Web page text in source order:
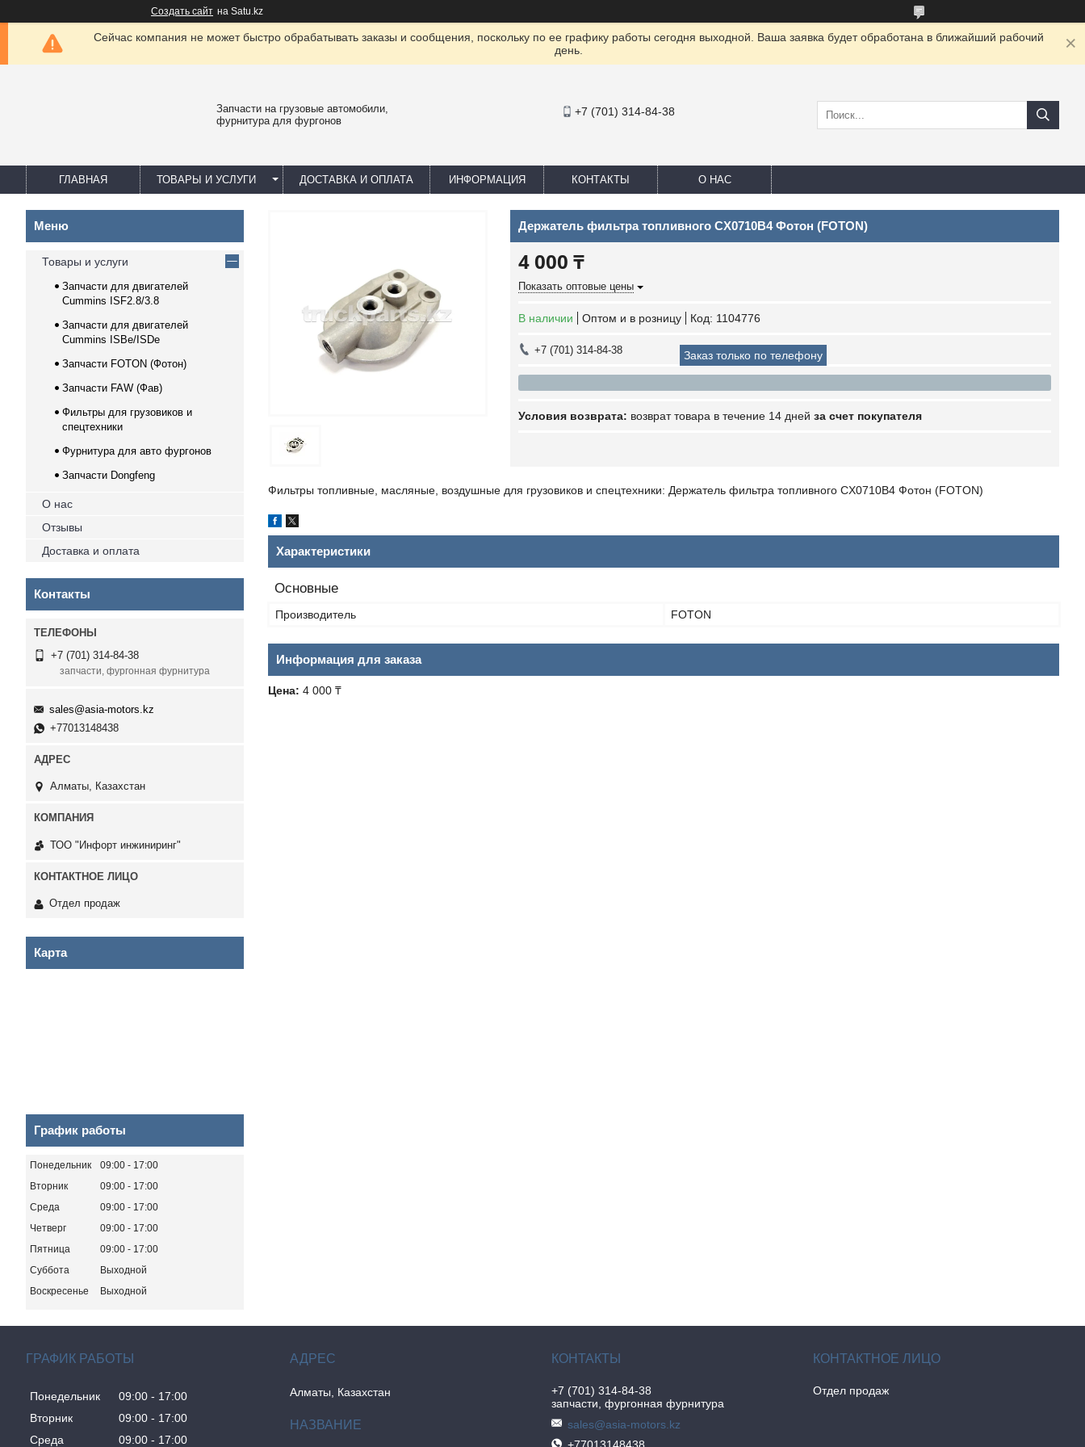
Создать сайт на Satu.kz
Сейчас компания не может быстро обрабатывать заказы и сообщения, поскольку по ее графику работы сегодня выходной. Ваша заявка будет обработана в ближайший рабочий
день.
Запчасти на грузовые автомобили,
фурнитура для фургонов
+7 (701) 314-84-38
ГЛАВНАЯ ТОВАРЫ И УСЛУГИ ДОСТАВКА И ОПЛАТА ИНФОРМАЦИЯ КОНТАКТЫ О НАС
Держатель фильтра топливного CX0710B4 Фотон (FOTON)
4 000 ₸
Показать оптовые цены
В наличии Оптом и в розницу Код: 1104776
+7 (701) 314-84-38 Заказ только по телефону
возврат товара в течение 14 дней за счет покупателя
Фильтры топливные, масляные, воздушные для грузовиков и спецтехники: Держатель фильтра топливного CX0710B4 Фотон (FOTON)
Характеристики
Основные
Производитель FOTON
Информация для заказа
Цена: 4 000 ₸
Товары и услуги
Запчасти для двигателей
Cummins ISF2.8/3.8
Запчасти для двигателей
Cummins ISBe/ISDe
Запчасти FOTON (Фотон)
Запчасти FAW (Фав)
Фильтры для грузовиков и
спецтехники
Фурнитура для авто фургонов
Запчасти Dongfeng
О нас
Отзывы
Доставка и оплата
Контакты
+7 (701) 314-84-38
запчасти, фургонная фурнитура
sales@asia-motors.kz
+77013148438
Алматы, Казахстан
ТОО "Инфорт инжиниринг"
Отдел продаж
Карта
График работы
Понедельник 09:00
17:00
Вторник
09:00
17:00
Среда
09:00
17:00
Четверг
09:00
17:00
Пятница
09:00
17:00
Суббота
Выходной
Воскресенье
Выходной
ГРАФИК РАБОТЫ
Понедельник 09:00
17:00
Вторник
09:00
17:00
Среда
09:00 17:00
Алматы, Казахстан
+7 (701) 314-84-38
запчасти, фургонная фурнитура
sales@asia-motors.kz
Отдел продаж